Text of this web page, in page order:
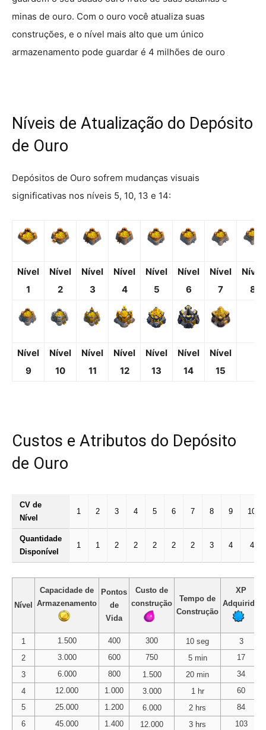
minas de ouro. Com o ouro você atualiza suas
construções, e o nível mais alto que um único
armazenamento pode guardar é 4 milhões de ouro
Níveis de Atualização do Depósito
de Ouro
Depósitos de Ouro sofrem mudanças visuais
significativas nos níveis 5, 10, 13 e 14:
Nível
1
Nível
2
Nível
3
Nível
4
Nível
5
Nível
6
Nível
7
Nível
8
Nível
9
Nível
10
Nível
11
Nível
12
Nível
13
Nível
14
Nível
15
Custos e Atributos do Depósito
de Ouro
CV de
Nível
1 2 3 4 5 6 7 8 9 10
Quantidade
Disponível
1 1 2 2 2 2 2 3 4 4
Nível
Capacidade de
Armazenamento
Pontos
de
Vida
Custo de
construção
Tempo de
Construção
XP
Adquirido
1
1.500 400 300 10 seg
3
2
3.000 600 750 5 min
17
3
6.000 800 1.500 20 min
34
4
12.000 1.000 3.000 1 hr
60
5
25.000 1.200 6.000 2 hrs
84
6
45.000 1.400 12.000 3 hrs
103